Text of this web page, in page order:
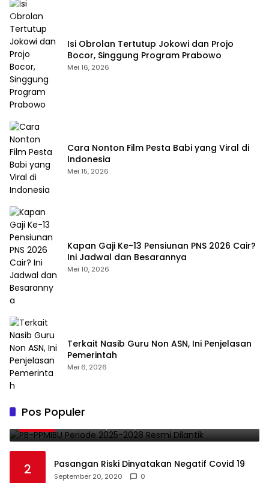
Isi Obrolan Tertutup Jokowi dan Projo
Bocor, Singgung Program Prabowo
Mei 16, 2026
Cara Nonton Film Pesta Babi yang Viral di
Indonesia
Mei 15, 2026
Kapan Gaji Ke-13 Pensiunan PNS 2026 Cair?
Ini Jadwal dan Besarannya
Mei 10, 2026
Terkait Nasib Guru Non ASN, Ini Penjelasan
Pemerintah
Mei 6, 2026
Pos Populer
1
Dilantik
2 Pasangan Riski Dinyatakan Negatif Covid 19
September 20, 2020 0